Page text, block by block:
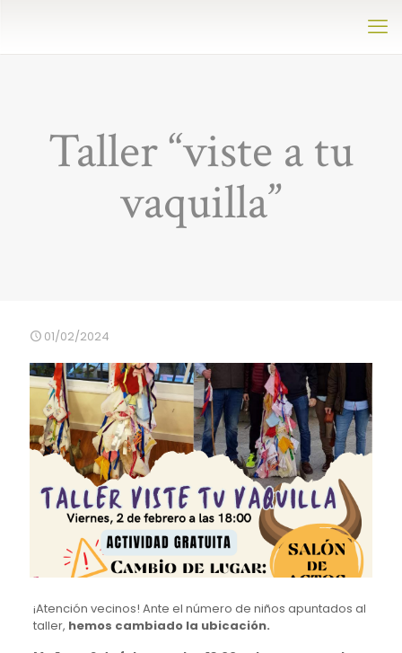
Taller “viste a tu
vaquilla”
01/02/2024
¡Atención vecinos! Ante el número de niños apuntados al
taller, hemos cambiado la ubicación.